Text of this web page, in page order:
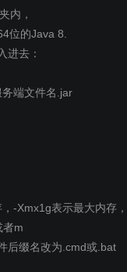
内，
位的Java 8.
进去：
端文件名.jar
-Xmx1g表示最大内存，
者m
后缀名改为.cmd或.bat